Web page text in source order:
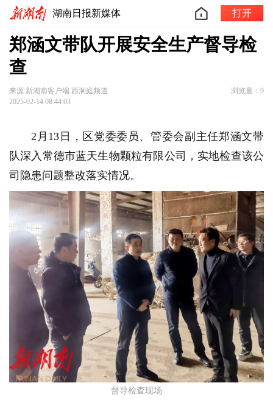
湖南日报新媒体 打开
郑涵文带队开展安全生产督导检
查
来源:新湖南客户端.西洞庭频道
浏览量：9
2025-02-14 08:44:03
2月13日，区党委委员、管委会副主任郑涵文带
队深入常德市蓝天生物颗粒有限公司，实地检查该公
司隐患问题整改落实情况。
督导检查现场